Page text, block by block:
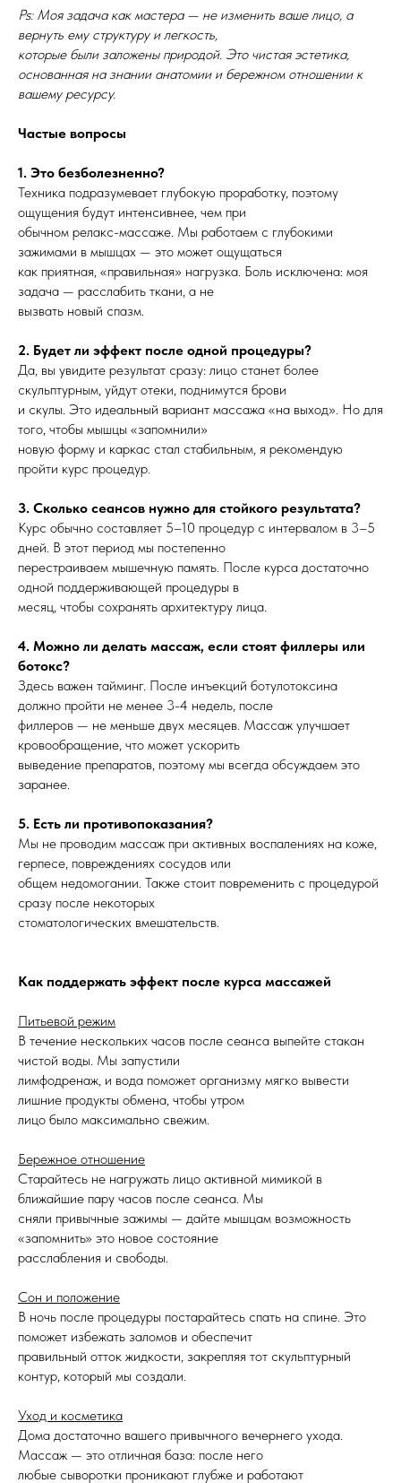
Ps: Моя задача как мастера — не изменить ваше лицо, а
вернуть ему структуру и легкость,
которые были заложены природой. Это чистая эстетика,
основанная на знании анатомии и бережном отношении к
вашему ресурсу.
Частые вопросы
1. Это безболезненно?
Техника подразумевает глубокую проработку, поэтому
ощущения будут интенсивнее, чем при
обычном релакс-массаже. Мы работаем с глубокими
зажимами в мышцах — это может ощущаться
как приятная, «правильная» нагрузка. Боль исключена: моя
задача — расслабить ткани, а не
вызвать новый спазм.
2. Будет ли эффект после одной процедуры?
Да, вы увидите результат сразу: лицо станет более
скульптурным, уйдут отеки, поднимутся брови
и скулы. Это идеальный вариант массажа «на выход». Но для
того, чтобы мышцы «запомнили»
новую форму и каркас стал стабильным, я рекомендую
пройти курс процедур.
3. Сколько сеансов нужно для стойкого результата?
Курс обычно составляет 5–10 процедур с интервалом в 3–5
дней. В этот период мы постепенно
перестраиваем мышечную память. После курса достаточно
одной поддерживающей процедуры в
месяц, чтобы сохранять архитектуру лица.
4. Можно ли делать массаж, если стоят филлеры или
ботокс?
Здесь важен тайминг. После инъекций ботулотоксина
должно пройти не менее 3-4 недель, после
филлеров — не меньше двух месяцев. Массаж улучшает
кровообращение, что может ускорить
выведение препаратов, поэтому мы всегда обсуждаем это
заранее.
5. Есть ли противопоказания?
Мы не проводим массаж при активных воспалениях на коже,
герпесе, повреждениях сосудов или
общем недомогании. Также стоит повременить с процедурой
сразу после некоторых
стоматологических вмешательств.
Как поддержать эффект после курса массажей
Питьевой режим
В течение нескольких часов после сеанса выпейте стакан
чистой воды. Мы запустили
лимфодренаж, и вода поможет организму мягко вывести
лишние продукты обмена, чтобы утром
лицо было максимально свежим.
Бережное отношение
Старайтесь не нагружать лицо активной мимикой в
ближайшие пару часов после сеанса. Мы
сняли привычные зажимы — дайте мышцам возможность
«запомнить» это новое состояние
расслабления и свободы.
Сон и положение
В ночь после процедуры постарайтесь спать на спине. Это
поможет избежать заломов и обеспечит
правильный отток жидкости, закрепляя тот скульптурный
контур, который мы создали.
Уход и косметика
Дома достаточно вашего привычного вечернего ухода.
Массаж — это отличная база: после него
любые сыворотки проникают глубже и работают